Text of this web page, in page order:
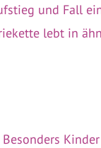
und Fall
lebt in